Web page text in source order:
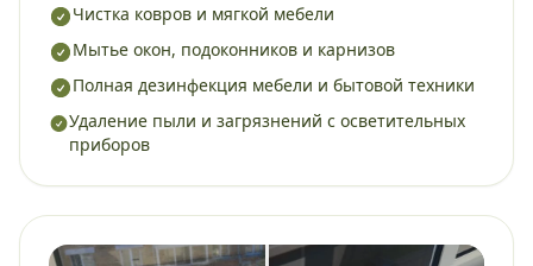
Чистка ковров и мягкой мебели
Мытье окон, подоконников и карнизов
Полная дезинфекция мебели и бытовой техники
Удаление пыли и загрязнений с осветительных
приборов